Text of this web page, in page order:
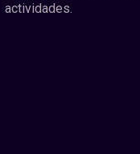
actividades.